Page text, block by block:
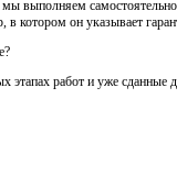
выполняем
он указывает
работ и уже сданные